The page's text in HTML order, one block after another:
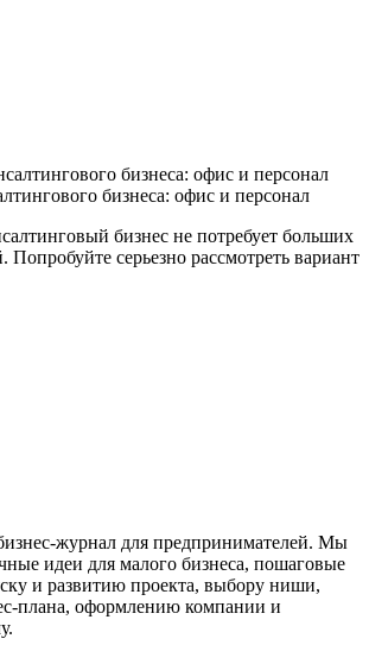
бизнеса: офис и персонал
бизнес не потребует больших
серьезно рассмотреть вариант
журнал для предпринимателей. Мы
идеи для малого бизнеса, пошаговые
и развитию проекта, выбору ниши,
плана, оформлению компании и